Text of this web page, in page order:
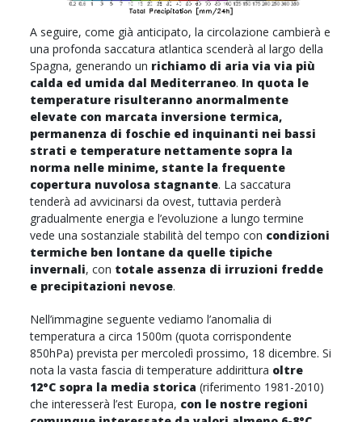
A seguire, come già anticipato, la circolazione cambierà e
una profonda saccatura atlantica scenderà al largo della
Spagna, generando un richiamo di aria via via più
calda ed umida dal Mediterraneo. In quota le
temperature risulteranno anormalmente
elevate con marcata inversione termica,
permanenza di foschie ed inquinanti nei bassi
strati e temperature nettamente sopra la
norma nelle minime, stante la frequente
copertura nuvolosa stagnante. La saccatura
tenderà ad avvicinarsi da ovest, tuttavia perderà
gradualmente energia e l’evoluzione a lungo termine
vede una sostanziale stabilità del tempo con condizioni
termiche ben lontane da quelle tipiche
invernali, con totale assenza di irruzioni fredde
e precipitazioni nevose.
Nell’immagine seguente vediamo l’anomalia di
temperatura a circa 1500m (quota corrispondente
850hPa) prevista per mercoledì prossimo, 18 dicembre. Si
nota la vasta fascia di temperature addirittura oltre
12°C sopra la media storica (riferimento 1981-2010)
che interesserà l’est Europa, con le nostre regioni